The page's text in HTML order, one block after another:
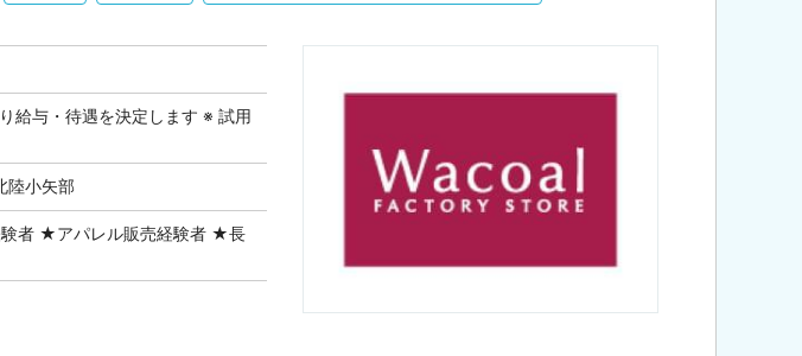
給与・待遇を決定します ※ 試用
陸小矢部
者 ★アパレル販売経験者 ★長